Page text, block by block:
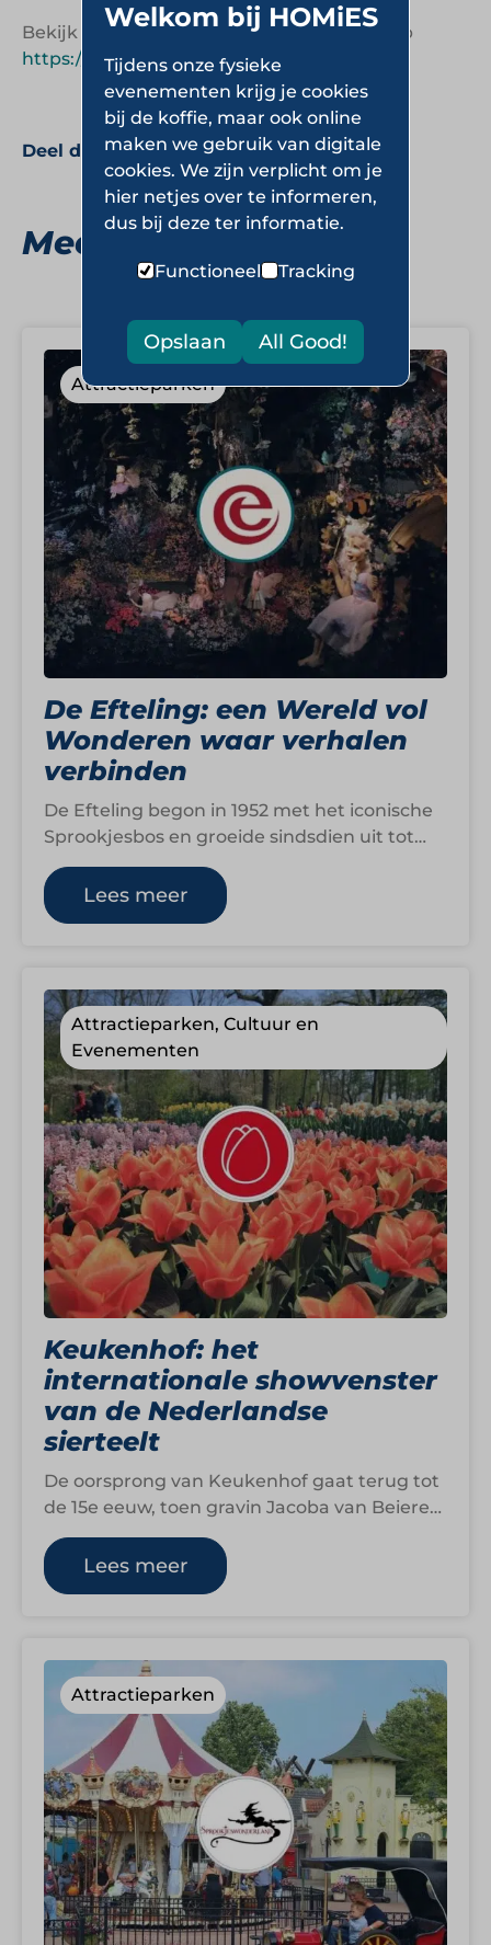
Bekijk de website van De Zaanse Schans op
https://www.dezaanseschans.nl
Deel deze pagina:
Meer Attractieparken
Attractieparken
De Efteling: een Wereld vol
Wonderen waar verhalen
verbinden
De Efteling begon in 1952 met het iconische
Sprookjesbos en groeide sindsdien uit tot
een van de bekendste en meest…
Lees meer
Attractieparken, Cultuur en
Evenementen
Keukenhof: het
internationale showvenster
van de Nederlandse
sierteelt
De oorsprong van Keukenhof gaat terug tot
de 15e eeuw, toen gravin Jacoba van Beieren
het terrein gebruikte als jachtgebied…
Lees meer
Attractieparken
Welkom bij HOMiES
Tijdens onze fysieke
evenementen krijg je cookies
bij de koffie, maar ook online
maken we gebruik van digitale
cookies. We zijn verplicht om je
hier netjes over te informeren,
dus bij deze ter informatie.
Functioneel Tracking
Opslaan All Good!